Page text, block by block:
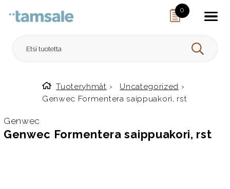
0
HAE
Etusivulle
Tuoteryhmät › Uncategorized ›
Genwec Formentera saippuakori, rst
Genwec
Genwec Formentera saippuakori, rst